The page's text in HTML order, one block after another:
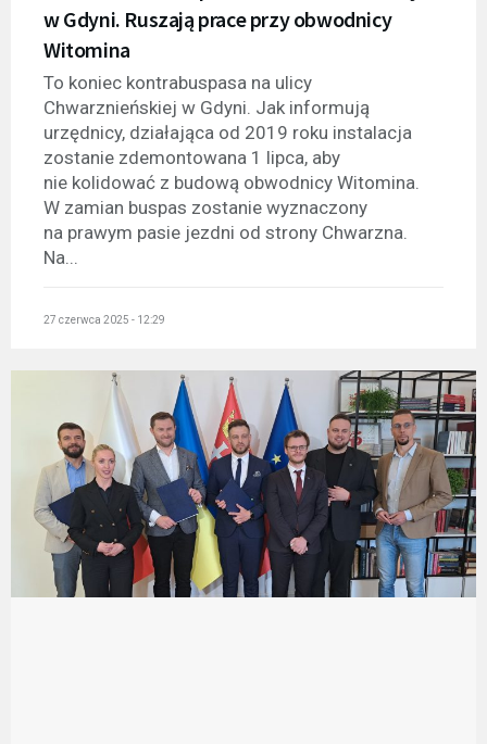
w Gdyni. Ruszają prace przy obwodnicy
Witomina
To koniec kontrabuspasa na ulicy
Chwarznieńskiej w Gdyni. Jak informują
urzędnicy, działająca od 2019 roku instalacja
zostanie zdemontowana 1 lipca, aby
nie kolidować z budową obwodnicy Witomina.
W zamian buspas zostanie wyznaczony
na prawym pasie jezdni od strony Chwarzna.
Na...
27 czerwca 2025 - 12:29